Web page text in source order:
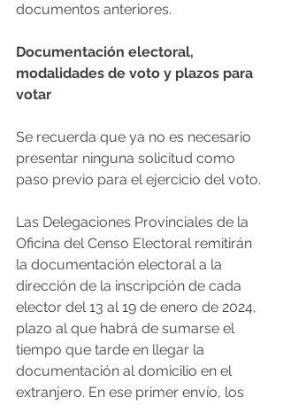
documentos anteriores.
Documentación electoral,
modalidades de voto y plazos para
votar
Se recuerda que ya no es necesario
presentar ninguna solicitud como
paso previo para el ejercicio del voto.
Las Delegaciones Provinciales de la
Oficina del Censo Electoral remitirán
la documentación electoral a la
dirección de la inscripción de cada
elector del 13 al 19 de enero de 2024,
plazo al que habrá de sumarse el
tiempo que tarde en llegar la
documentación al domicilio en el
extranjero. En ese primer envío, los